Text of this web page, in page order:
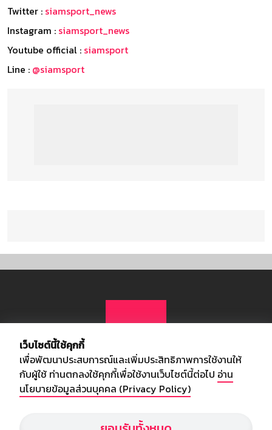
Twitter : siamsport_news
Instagram : siamsport_news
Youtube official : siamsport
Line : @siamsport
เกี่ยวกับเรา
เว็บไซต์นี้ใช้คุกกี้
เพื่อพัฒนาประสบการณ์และเพิ่มประสิทธิภาพการใช้งานให้
กับผู้ใช้ ท่านตกลงใช้คุกกี้เพื่อใช้งานเว็บไซต์นี้ต่อไป อ่าน
นโยบายข้อมูลส่วนบุคคล (Privacy Policy)